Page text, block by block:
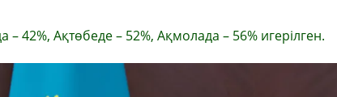
42%, Ақтөбеде – 52%, Ақмолада – 56% игерілген.